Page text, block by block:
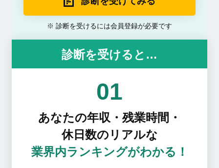
診断を受けるには会員登録が必要です
診断を受けると…
01
あなたの年収・残業時間・
休日数のリアルな
業界内ランキングがわかる！